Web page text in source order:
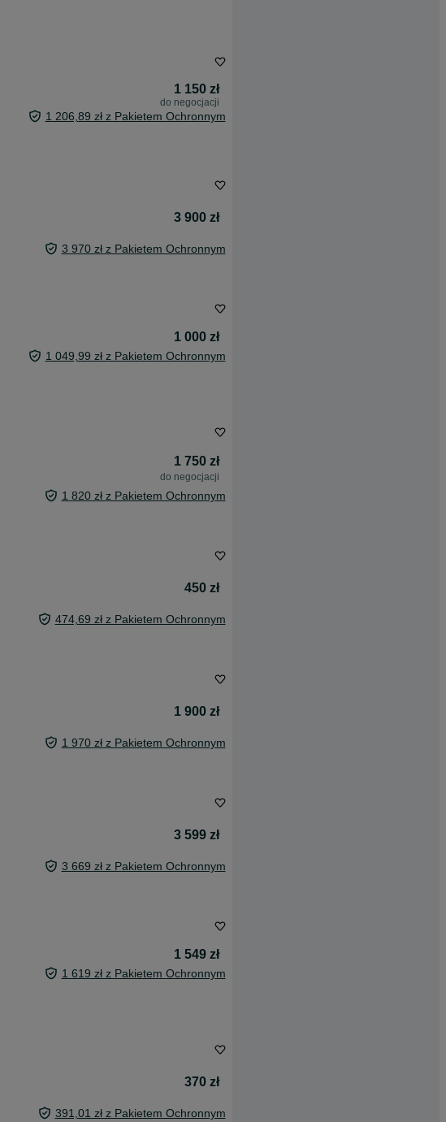
1 150 zł
do negocjacji
1 206,89 zł z Pakietem Ochronnym
3 900 zł
3 970 zł z Pakietem Ochronnym
1 000 zł
1 049,99 zł z Pakietem Ochronnym
1 750 zł
do negocjacji
1 820 zł z Pakietem Ochronnym
450 zł
474,69 zł z Pakietem Ochronnym
1 900 zł
1 970 zł z Pakietem Ochronnym
3 599 zł
3 669 zł z Pakietem Ochronnym
1 549 zł
1 619 zł z Pakietem Ochronnym
370 zł
391,01 zł z Pakietem Ochronnym